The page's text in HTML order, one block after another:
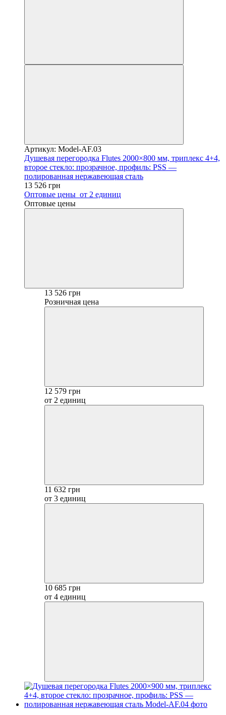
Артикул: Model-AF.03
Душевая перегородка Flutes 2000×800 мм, триплекс 4+4,
второе стекло: прозрачное, профиль: PSS —
полированная нержавеющая сталь
13 526 грн
Оптовые цены от 2 единиц
Оптовые цены
13 526 грн
Розничная цена
12 579 грн
от 2 единиц
11 632 грн
от 3 единиц
10 685 грн
от 4 единиц